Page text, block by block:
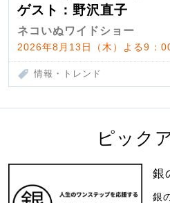
ゲスト：野沢直子
ネコいぬワイドショー
2026年8月13日（木）よる9：
情報・トレンド
ピック
銀
銀